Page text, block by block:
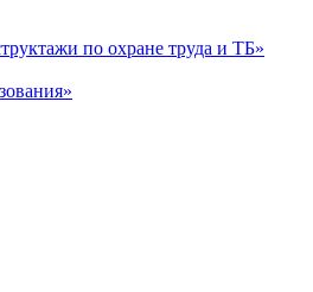
по охране труда и ТБ»